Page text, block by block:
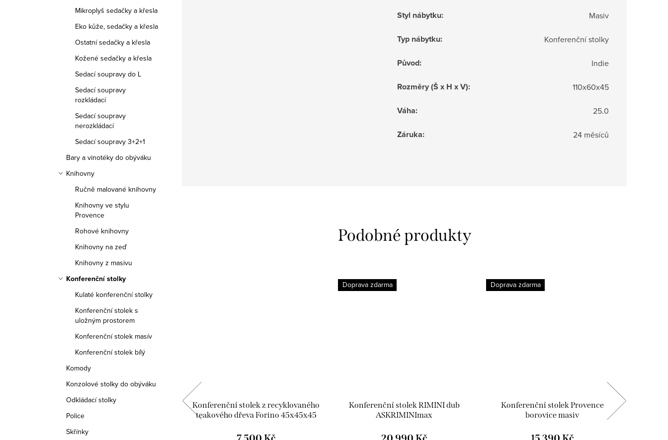
Mikroplyš sedačky a křesla
Eko kůže, sedačky a křesla
Ostatní sedačky a křesla
Kožené sedačky a křesla
Sedací soupravy do L
Sedací soupravy
rozkládací
Sedací soupravy
nerozkládací
Sedací soupravy 3+2+1
Bary a vinotéky do obýváku
Knihovny
Ručně malované knihovny
Knihovny ve stylu
Provence
Rohové knihovny
Knihovny na zeď
Knihovny z masivu
Konferenční stolky
Kulaté konferenční stolky
Konferenční stolek s
uložným prostorem
Konferenční stolek masív
Konferenční stolek bílý
Komody
Konzolové stolky do obýváku
Odkládací stolky
Police
Skřínky
Styl nábytku: Masiv
Typ nábytku: Konferenční stolky
Původ: Indie
Rozměry (Š x H x V): 110x60x45
Váha: 25.0
Záruka: 24 měsíců
Konferenční stolek Devi COFT
90x90x40 z masivu manga
Konferenční stolek z recyklovaného
teakového dřeva Forino 45x45x45
Doprava zdarma
Konferenční stolek RIMINI dub
ASKRIMINImax
Doprava zdarma
Konferenční stolek Provence
borovice masiv